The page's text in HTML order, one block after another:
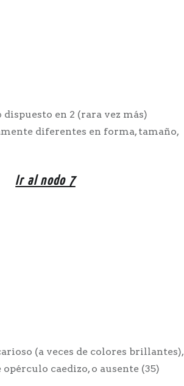
en 2 (rara vez más)
diferentes en forma, tamaño,
Ir al nodo 7
(a veces de colores brillantes),
caedizo, o ausente (35)